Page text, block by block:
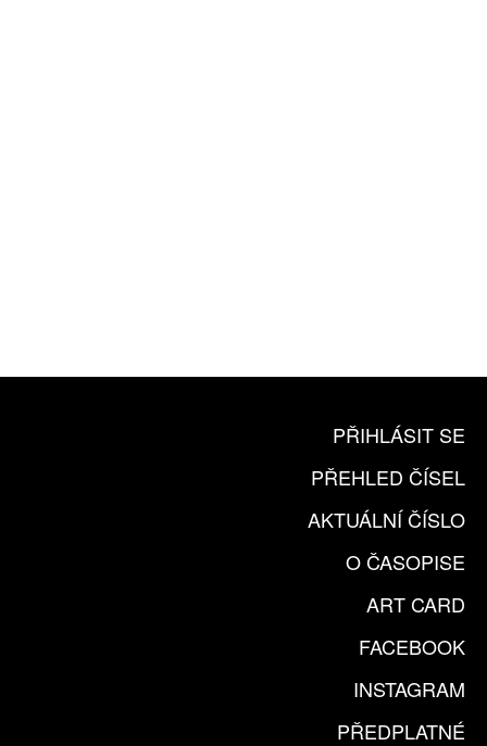
PŘIHLÁSIT SE
PŘEHLED ČÍSEL
AKTUÁLNÍ ČÍSLO
O ČASOPISE
ART CARD
FACEBOOK
INSTAGRAM
PŘEDPLATNÉ